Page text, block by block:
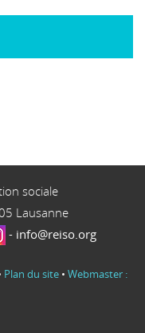
sociale
Lausanne
- info@reiso.org
Plan du site • Webmaster :